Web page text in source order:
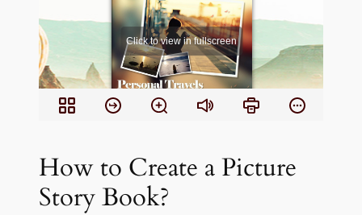
How to Create a Picture
Story Book?